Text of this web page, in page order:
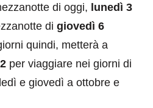
di oggi, lunedì 3
di giovedì 6
quindi, metterà a
per viaggiare nei giorni di
e giovedì a ottobre e